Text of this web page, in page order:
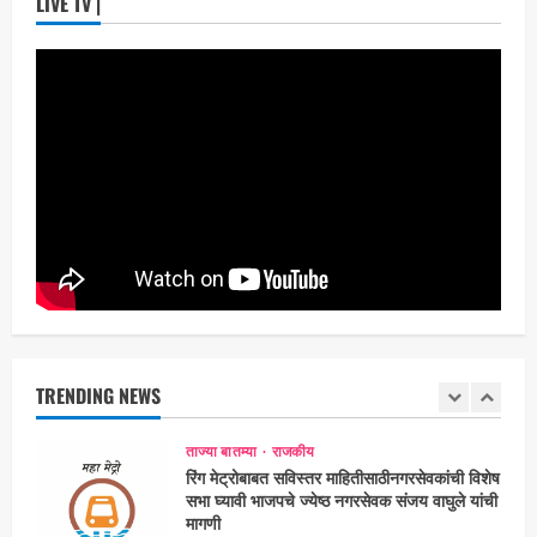
TRENDING NEWS
Maharashtra Majha News
August
ताज्या बातम्या
7 सप्टेंबर रोजी ठाणे महापालिका लोकशाही दिनाचे
आयोजन
ताज्या बातम्या राजकीय
रिंग मेट्रोबाबत सविस्तर माहितीसाठीनगरसेवकांची विशेष
सभा घ्यावी भाजपचे ज्येष्ठ नगरसेवक संजय वाघुले यांची
मागणी
Maharashtra Majha News
August